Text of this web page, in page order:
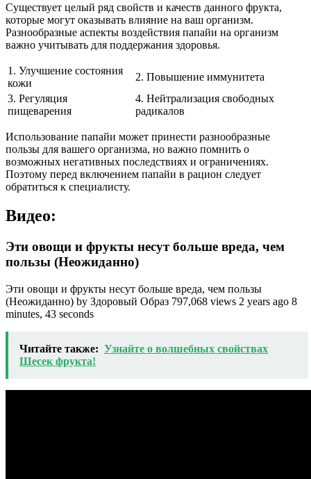
Существует целый ряд свойств и качеств данного фрукта,
которые могут оказывать влияние на ваш организм.
Разнообразные аспекты воздействия папайи на организм
важно учитывать для поддержания здоровья.
1. Улучшение состояния
кожи
2. Повышение иммунитета
3. Регуляция
пищеварения
4. Нейтрализация свободных
радикалов
Использование папайи может принести разнообразные
пользы для вашего организма, но важно помнить о
возможных негативных последствиях и ограничениях.
Поэтому перед включением папайи в рацион следует
обратиться к специалисту.
Видео:
Эти овощи и фрукты несут больше вреда, чем
пользы (Неожиданно)
Эти овощи и фрукты несут больше вреда, чем пользы
(Неожиданно) by Здоровый Образ 797,068 views 2 years ago 8
minutes, 43 seconds
Читайте также: Узнайте о волшебных свойствах
Шесек фрукта!